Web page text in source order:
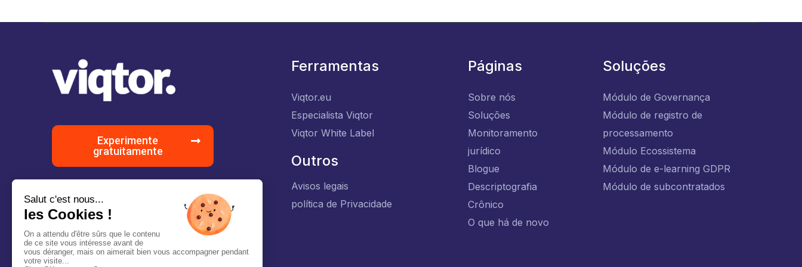
Experimente
gratuitamente
Solicite uma
demonstração
Ferramentas
Viqtor.eu
Especialista Viqtor
Viqtor White Label
Outros
Avisos legais
política de Privacidade
Páginas
Sobre nós
Soluções
Monitoramento
jurídico
Blogue
Descriptografia
Crônico
O que há de novo
Soluções
Módulo de Governança
Módulo de registro de
processamento
Módulo Ecossistema
Módulo de e-learning GDPR
Módulo de subcontratados